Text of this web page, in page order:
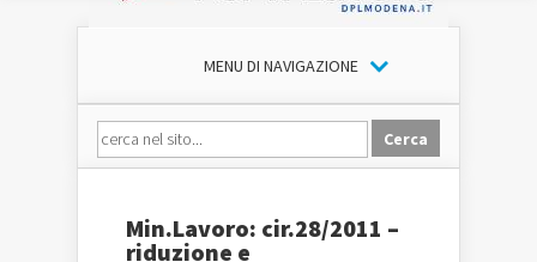
MENU DI NAVIGAZIONE
Min.Lavoro: cir.28/2011 –
riduzione e